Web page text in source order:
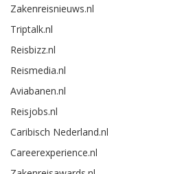
Zakenreisnieuws.nl
Triptalk.nl
Reisbizz.nl
Reismedia.nl
Aviabanen.nl
Reisjobs.nl
Caribisch Nederland.nl
Careerexperience.nl